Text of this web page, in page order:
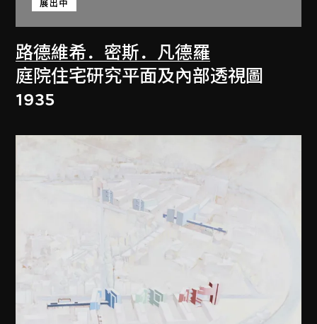
路德維希．密斯．凡德羅
展出中
庭院住宅研究平面及內部透視圖
1935